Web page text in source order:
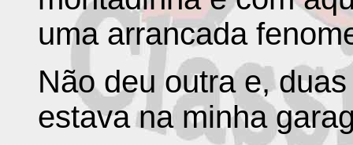
uma arrancada
Não deu outra e,
estava na minha